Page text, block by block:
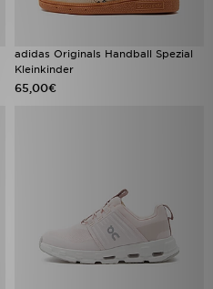
adidas Originals Handball Spezial
Kleinkinder
65,00€